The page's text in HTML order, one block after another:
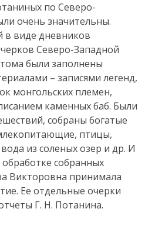
по Северо-
очень значительны.
в виде дневников
Северо-Западной
были заполнены
– записями легенд,
монгольских племен,
каменных баб. Были
собраны богатые
птицы,
из соленых озер и др. И
собранных
Викторовна принимала
Ее отдельные очерки
Г. Н. Потанина.